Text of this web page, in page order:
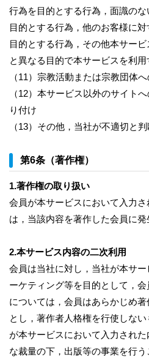
行為を目的とする行為，面識の
目的とする行為，他のお客様に
目的とする行為，その他本サー
と異なる目的で本サービスを利用
（11）宗教活動または宗教団体
（12）本サービス以外のサイト
り付け
（13）その他，当社が不適切と
第6条（著作権）
1.著作権の取り扱い
会員が本サービスにおいて入力
は，当該内容を著作した会員に発
2.本サービス内容の二次利用
会員は当社に対し，当社が本サ
ーケティング等を目的として，
については，会員はあらかじめ
とし，著作者人格権を行使しな
が本サービスにおいて入力され
な裁量の下，出版等の事業を行